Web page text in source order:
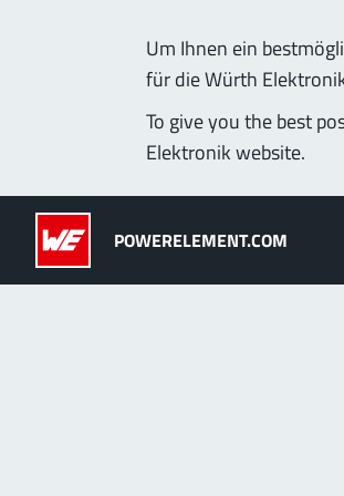
Um Ihnen ein
für die Würth
To give you the best
Elektronik website.
POWERELEMENT.COM
Anwendungen
Powerelemente
PowerBusbars
PowerSockets